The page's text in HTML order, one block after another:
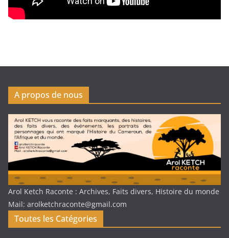
A propos de nous
Arol Ketch Raconte : Archives, Faits divers, Histoire du monde
Mail: arolketchraconte@gmail.com
Toutes les Catégories